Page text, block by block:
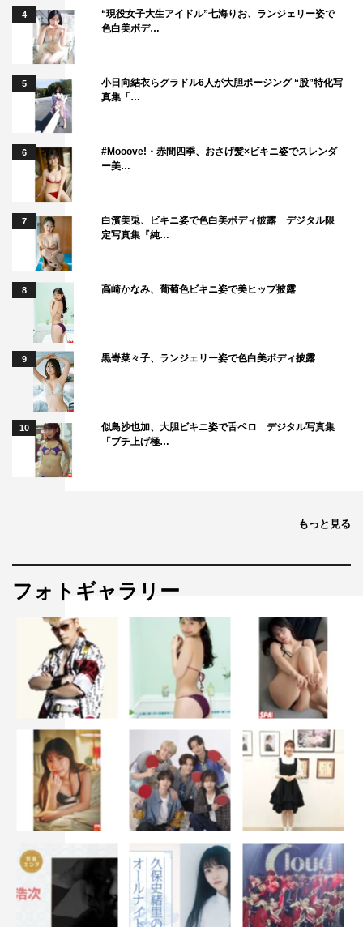
町田の座長ぶりについて問われると、北村は「町田君は、
自分のことよりも全体像を考えているんです。これから頑
張っていく若い子たちもたくさん出ている中で、それぞれ
が力を出しやすいようにと。言いたいことが言えないと
か、そういう遠慮がない現場を作ろうと努力している」
と。
「最初は、僕も年齢が上なので何かしたほうがいいのかな
と思っていたんですけど、放っておいても大丈夫だなって
思えるくらいに面倒を見ているし、みんなのことを客観視
している。そういうのって表には出ないけど、ドラマは人
間同士で作っていくものなので、そういう人がずっと残っ
ていく世界。すごく見ていて気持ちがよく、いい現場にな
っています」と隣で照れる町田を絶賛。
佐野も「こうやって活躍されているスターの方は、自分が
座長としてやっていく中で、周りの人を輝かせることがで
きるということを実感しています。僕は、自分のことでい
っぱいいっぱいになってしまっている中で、町田さん
は“このシーンこうしてみる？”とか気にかけて下さる」
と。
「体の筋肉の付き方も異常ですし（笑）、人一倍陰で努力
きゃと気合が入りますし、この作品をより良くしたいと思
ドラマで、暑苦しいとも思うんですけど、“自分も何かや
ってみようかな
っていうエネルギーに変換していただけ
たらすごくやっている意義がありますし、絶対にそういう
作品になっています」と。
「回を追うごとに熱量が高くなっていくのが伝わると思う
ので、まずはぜひ初回を見ていただいて。全員で熱を込め
て作り上げたので、自身を持って届けられる作品です」と
メッセージを寄せ、取材は締めくくられた。
4
“現役女子大生アイドル”七海りお、ランジェリー姿で
色白美ボデ…
5
小日向結衣らグラドル6人が大胆ポージング “股”特化写
真集「…
6
#Mooove!・赤間四季、おさげ髪×ビキニ姿でスレンダ
ー美…
7
白濱美兎、ビキニ姿で色白美ボディ披露 デジタル限
定写真集『純…
8 高崎かなみ、葡萄色ビキニ姿で美ヒップ披露
9 黒嵜菜々子、ランジェリー姿で色白美ボディ披露
10
似鳥沙也加、大胆ビキニ姿で舌ペロ デジタル写真集
「ブチ上げ極…
もっと見る
フォトギャラリー